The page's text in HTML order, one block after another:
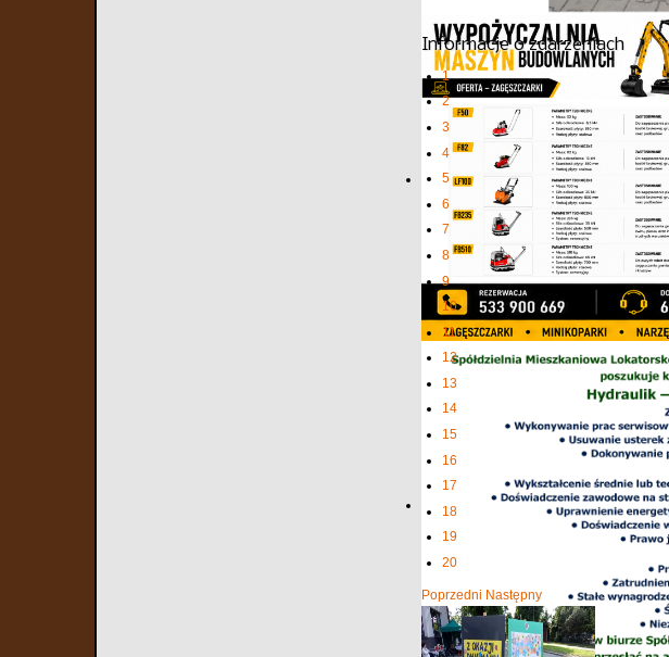
Informacje o zdarzeniach
1
2
3
4
5
6
7
8
9
10
11
12
13
14
15
16
17
18
19
20
Poprzedni Następny